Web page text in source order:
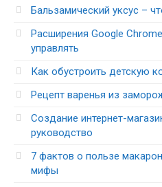
Бальзамический уксус –
Расширения Google
управлять
Как обустроить детскую
Рецепт варенья из
Создание интернет-
руководство
7 фактов о пользе
мифы